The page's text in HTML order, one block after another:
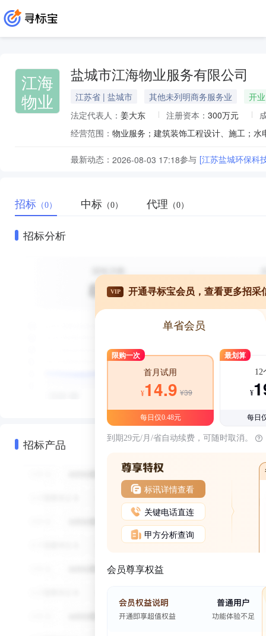
江海
物业
盐城市江海物业服务有限公司
江苏省 | 盐城市 其他未列明商务服务业
开业
法定代表人： 姜大东 注册资本： 300万元
经营范围：
最新动态： 2026-08-03 17:18参与 [江苏盐城环保科
招标 （0） 中标 （0） 代理 （0）
招标分析
招标产品
VIP 开通寻标宝会员，查看更多招采
单省会员
限购一次
首月试用
¥14.9 ¥39
每日仅0.48元
最划算
12
¥
每日
到期29元/月/省自动续费，可随时取消。
标讯详情查看
关键电话直连
甲方分析查询
会员尊享权益